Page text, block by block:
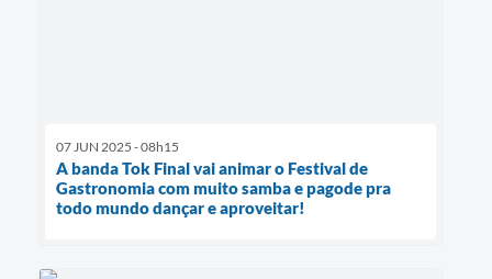
07 JUN 2025 - 08h15
A banda Tok Final vai animar o Festival de
Gastronomia com muito samba e pagode pra
todo mundo dançar e aproveitar!